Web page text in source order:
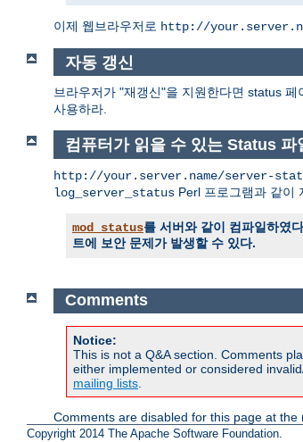
이제 웹브라우저로 http://
자동 갱신
브라우저가 "재갱신"을 지원한다면 status
사용하라.
컴퓨터가 읽을 수 있는 Status 파
http://your.server.name/server-
log_server_status Perl 프로그램과 같이
mod_status를 서버와 같이 컴파일하였
트에 보안 문제가 발생할 수 있다.
Comments
Notice:
This is not a Q&A section. Comments
either implemented or considered
mailing lists
Comments are disabled for this page at the
Copyright 2014 The Apache Software Foundation.